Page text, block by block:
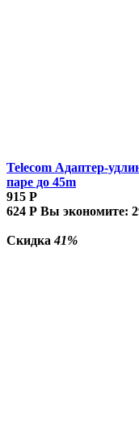
Telecom Адаптер-
паре до 45m
915 Р
624 Р Вы экономите:
Скидка41%